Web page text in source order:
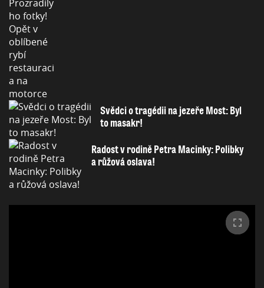
Svědci o tragédii na jezeře Most: Byl
to masakr!
Radost v rodině Petra Macinky: Polibky
a růžová oslava!